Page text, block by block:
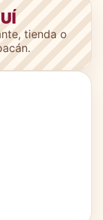
tienda o